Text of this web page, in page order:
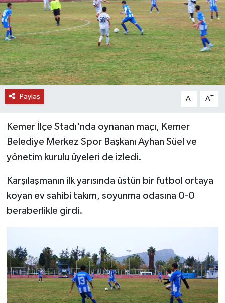
Paylaş A- A+
Kemer İlçe Stadı'nda oynanan maçı, Kemer
Belediye Merkez Spor Başkanı Ayhan Süel ve
yönetim kurulu üyeleri de izledi.
Karşılaşmanın ilk yarısında üstün bir futbol ortaya
koyan ev sahibi takım, soyunma odasına 0-0
beraberlikle girdi.
EĞİTİM
TURİZM
RÖPORTAJ
VİDEO HABERLER
YAZARLAR
RESMİ İLAN
MAGAZİN